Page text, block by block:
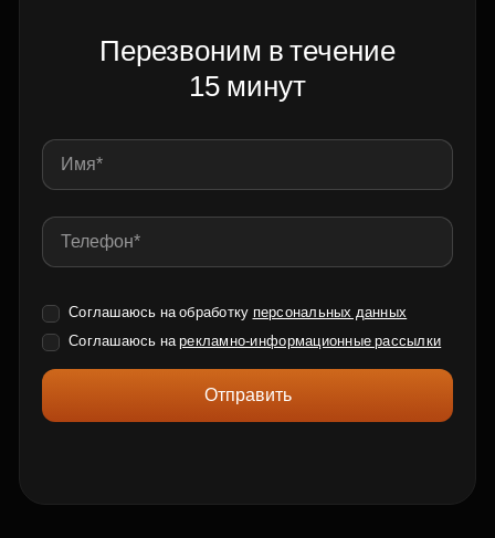
Перезвоним в течение
15 минут
Соглашаюсь на обработку персональных данных
Соглашаюсь нарекламно-информационные рассылки
Отправить